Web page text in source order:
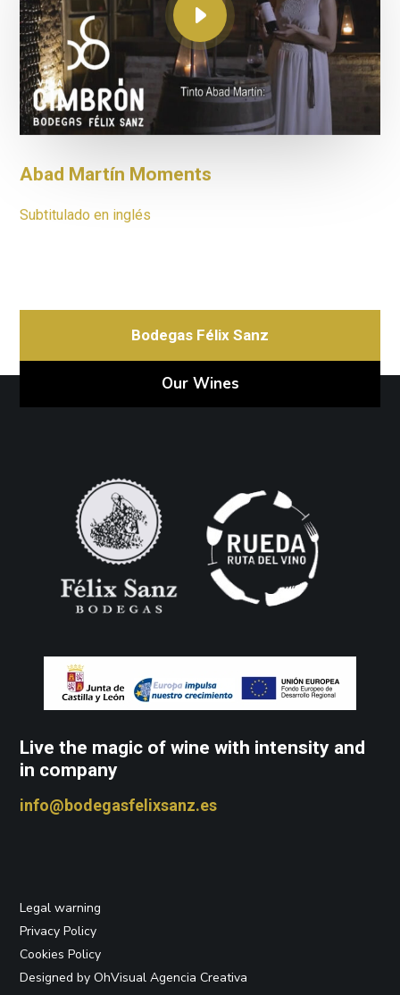
Abad Martín Moments
Subtitulado en inglés
Bodegas Félix Sanz
Our Wines
Live the magic of wine with intensity and
in company
info@bodegasfelixsanz.es
Legal warning
Privacy Policy
Cookies Policy
Designed by OhVisual Agencia Creativa